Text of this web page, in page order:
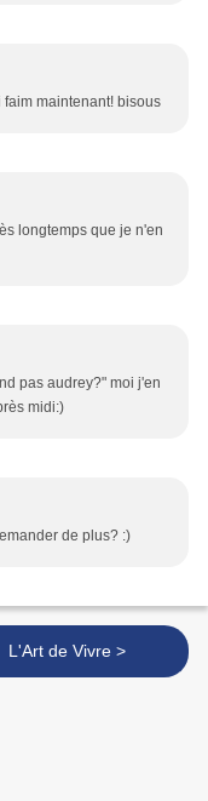
maintenant! bisous
longtemps que je n'en
pas audrey?" moi j'en
midi:)
de plus? :)
L'Art de Vivre >